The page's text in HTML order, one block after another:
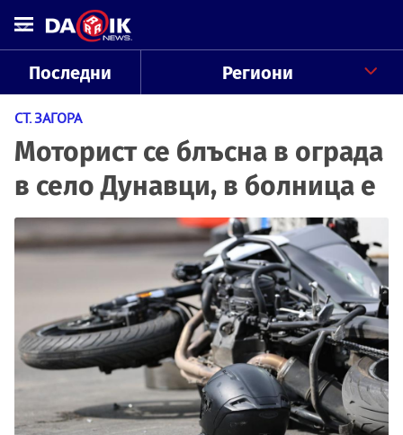
Последни Региони
СТ. ЗАГОРА
Моторист се блъсна в ограда
в село Дунавци, в болница е